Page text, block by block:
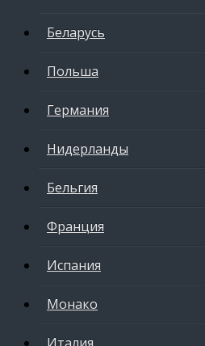
Беларусь
Польша
Германия
Нидерланды
Бельгия
Франция
Испания
Монако